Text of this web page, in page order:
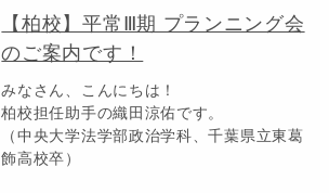
【柏校】平常Ⅲ期 プランニング会
のご案内です！
みなさん、こんにちは！
柏校担任助手の織田涼佑です。
（中央大学法学部政治学科、千葉県立東葛
飾高校卒）